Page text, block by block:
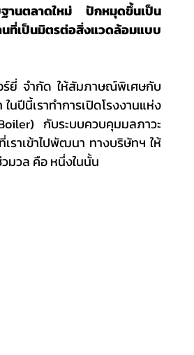
ฐานตลาดใหม่ ปักหมุดขึ้นเป็น
ที่เป็นมิตรต่อสิ่งแวดล้อมแบบ
นปีนี้เราทำการเปิดโรงงานแห่ง
กับระบบควบคุมมลภาวะ
ราเข้าไปพัฒนา ทางบริษัทฯ ให้
มวล คือ หนึ่งในนั้น